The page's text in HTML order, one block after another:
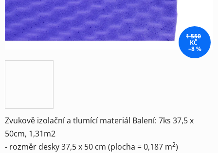
Zvukově izolační a tlumící materiál Balení: 7ks 37,5 x
50cm, 1,31m2
- rozměr desky 37,5 x 50 cm (plocha = 0,187 m2)
1 550
KČ
–8 %